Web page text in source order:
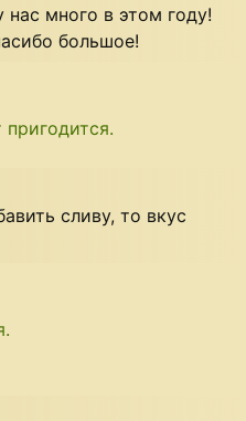
много в этом году!
большое!
сливу, то вкус